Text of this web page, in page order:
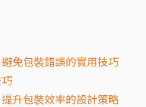
免包裝錯誤的實用技巧
升包裝效率的設計策略